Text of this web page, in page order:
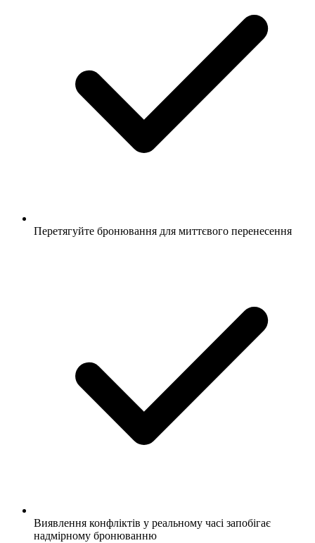
Перетягуйте бронювання для миттєвого перенесення
Виявлення конфліктів у реальному часі запобігає
надмірному бронюванню